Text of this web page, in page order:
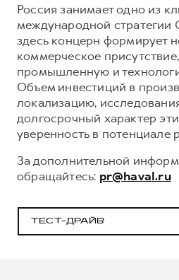
Россия занимает одно из
международной стратегии
здесь концерн формирует
коммерческое
промышленную и
Объем инвестиций в
локализацию,
долгосрочный характер
уверенность в потенциале
За дополнительной
обращайтесь: pr@haval.ru
ТЕСТ-ДРАЙВ